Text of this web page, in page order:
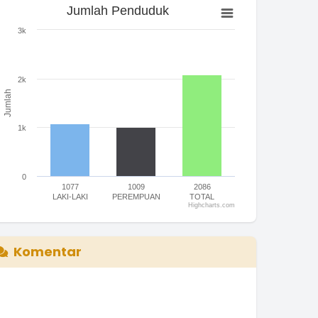
Jumlah Penduduk
The chart has 1 X axis displaying categories.
Jumlah
Jumlah Penduduk
1077
LAKI-LAKI
1009
PEREMPUAN
2086
TOTAL
0
1k
2k
3k
Highcharts.com
Komentar